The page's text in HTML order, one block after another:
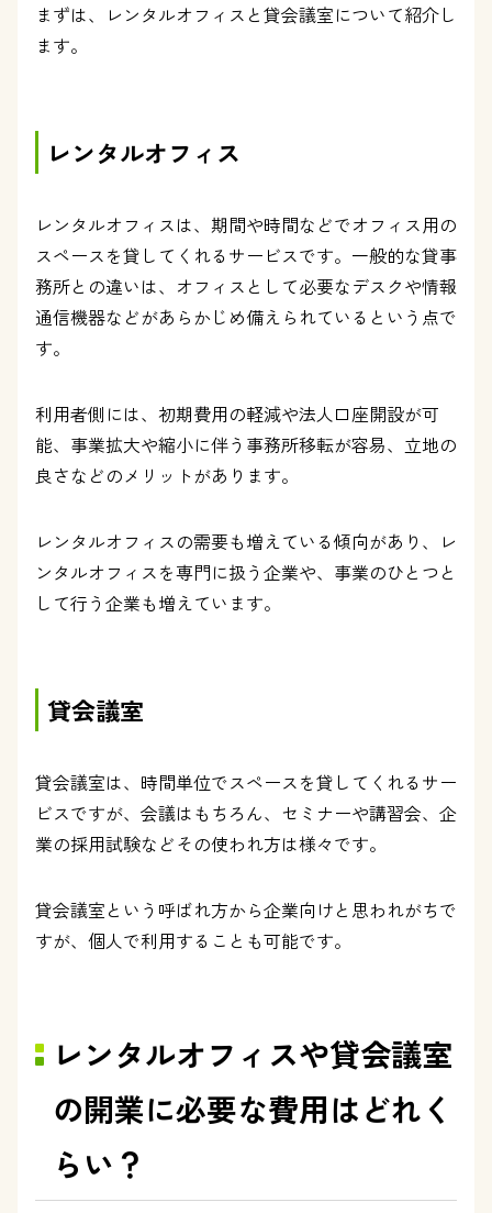
まずは、レンタルオフィスと貸会議室について紹介し
ます。
レンタルオフィス
レンタルオフィスは、期間や時間などでオフィス用の
スペースを貸してくれるサービスです。一般的な貸事
務所との違いは、オフィスとして必要なデスクや情報
通信機器などがあらかじめ備えられているという点で
す。
利用者側には、初期費用の軽減や法人口座開設が可
能、事業拡大や縮小に伴う事務所移転が容易、立地の
良さなどのメリットがあります。
レンタルオフィスの需要も増えている傾向があり、レ
ンタルオフィスを専門に扱う企業や、事業のひとつと
して行う企業も増えています。
貸会議室
貸会議室は、時間単位でスペースを貸してくれるサー
ビスですが、会議はもちろん、セミナーや講習会、企
業の採用試験などその使われ方は様々です。
貸会議室という呼ばれ方から企業向けと思われがちで
すが、個人で利用することも可能です。
レンタルオフィスや貸会議室
の開業に必要な費用はどれく
らい？